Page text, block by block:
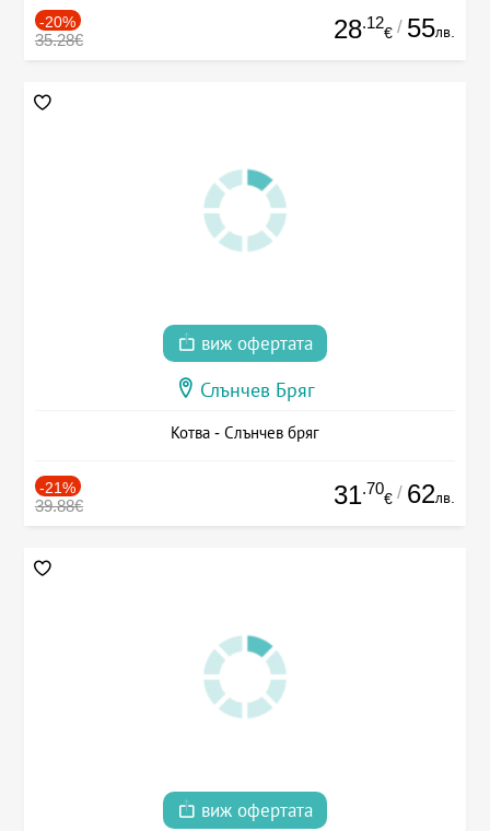
-20%
35.28€ 28.12
€ / 55лв.
виж офертата
Слънчев Бряг
Котва - Слънчев бряг
-21%
39.88€ 31.70
€ / 62лв.
виж офертата